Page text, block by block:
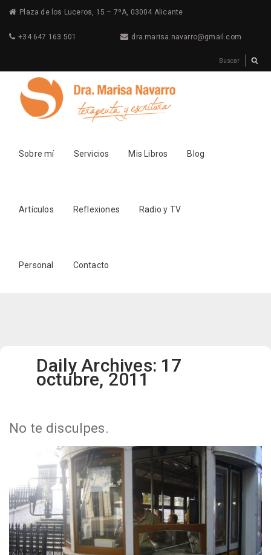
Plaza de los Luceros, 15 – 7ºA, 03004 Alicante
+34 647 163 501 dra.marisa.navarro@gmail.com
Sobre mí Servicios Mis Libros Blog
Artículos Reflexiones Radio y TV
Personal Contacto
Daily Archives: 17
octubre, 2011
No te disculpes.